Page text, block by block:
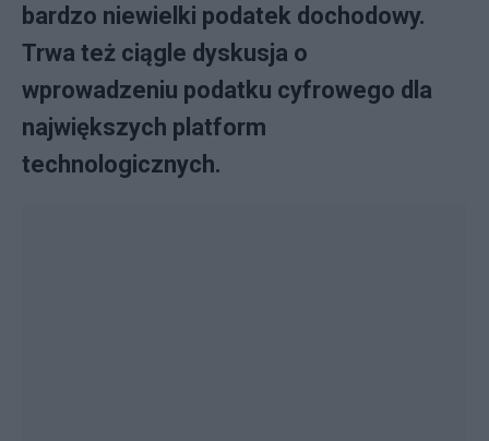
bardzo niewielki podatek dochodowy.
Trwa też ciągle dyskusja o
wprowadzeniu podatku cyfrowego dla
największych platform
technologicznych.